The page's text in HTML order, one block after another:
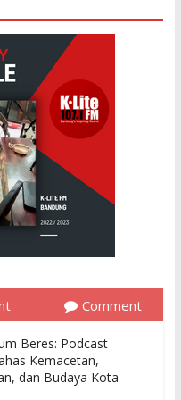
Comment
Beres: Podcast
Kemacetan,
dan Budaya Kota